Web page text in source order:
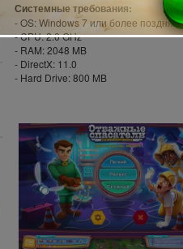
Системные требования:
- OS: Windows 7 или более поздняя
- CPU: 2.0 GHz
- RAM: 2048 MB
- DirectX: 11.0
- Hard Drive: 800 MB